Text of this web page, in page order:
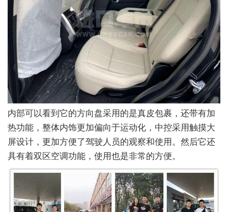
内部可以看到它的方向盘采用的是真皮包裹，还带有加
热功能，整体内饰更加偏向于运动化，中控采用触摸大
屏设计，更加方便了驾驶人员的观察和使用。然后它还
具有着双区空调功能，使用也是非常的方便。